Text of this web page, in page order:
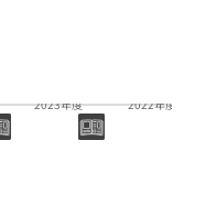
2023年度 2022年度